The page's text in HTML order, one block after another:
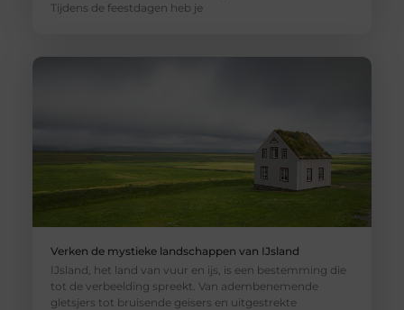
Tijdens de feestdagen heb je
Verken de mystieke landschappen van IJsland
IJsland, het land van vuur en ijs, is een bestemming die
tot de verbeelding spreekt. Van adembenemende
gletsjers tot bruisende geisers en uitgestrekte